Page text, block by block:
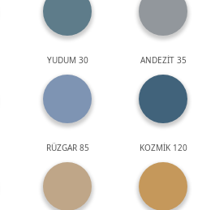
YUDUM 30 ANDEZİT 35
RÜZGAR 85 KOZMİK 120